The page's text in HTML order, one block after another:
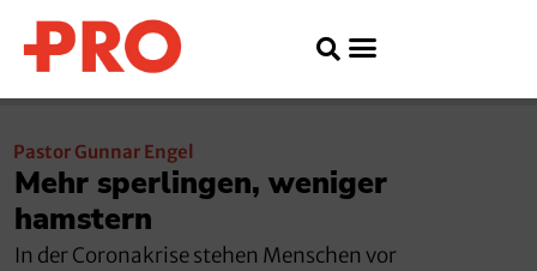
Pastor Gunnar Engel
Mehr sperlingen, weniger
hamstern
In der Coronakrise stehen Menschen vor